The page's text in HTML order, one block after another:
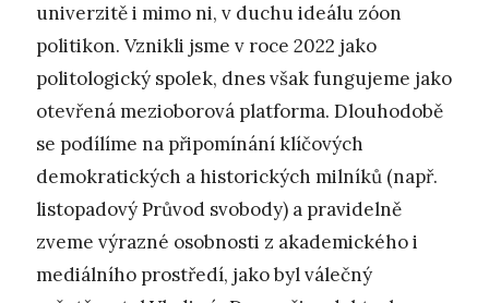
univerzitě i mimo ni, v duchu ideálu zóon
politikon. Vznikli jsme v roce 2022 jako
politologický spolek, dnes však fungujeme jako
otevřená mezioborová platforma. Dlouhodobě
se podílíme na připomínání klíčových
demokratických a historických milníků (např.
listopadový Průvod svobody) a pravidelně
zveme výrazné osobnosti z akademického i
mediálního prostředí, jako byl válečný